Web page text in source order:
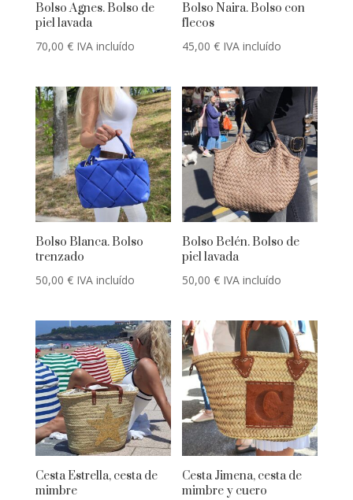
Bolso Agnes. Bolso de
piel lavada
70,00 € IVA incluído
Bolso Naira. Bolso con
flecos
45,00€ IVA incluído
Bolso Blanca. Bolso
trenzado
50,00 € IVA incluído
Bolso Belén. Bolso de
piel lavada
50,00€ IVA incluído
Cesta Estrella, cesta de
mimbre
Cesta Jimena, cesta de
mimbre y cuero